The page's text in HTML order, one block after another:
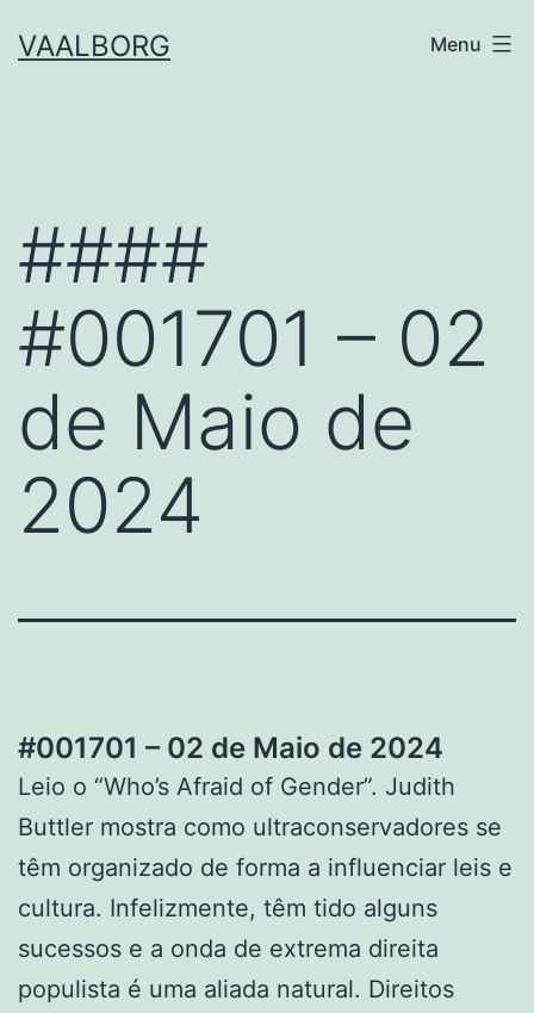
toVAALBORG Menu
####
#001701 – 02
de Maio de
2024
#001701 – 02 de Maio de 2024
Leio o “Who’s Afraid of Gender”. Judith
Buttler mostra como ultraconservadores se
têm organizado de forma a influenciar leis e
cultura. Infelizmente, têm tido alguns
sucessos e a onda de extrema direita
populista é uma aliada natural. Direitos